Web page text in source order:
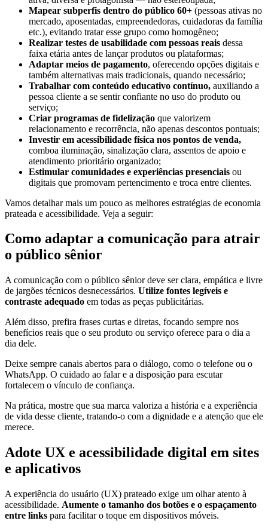
Mapear subperfis dentro do público 60+ (pessoas ativas no
mercado, aposentadas, empreendedoras, cuidadoras da família
etc.), evitando tratar esse grupo como homogêneo;
Realizar testes de usabilidade com pessoas reais dessa
faixa etária antes de lançar produtos ou plataformas;
Adaptar meios de pagamento, oferecendo opções digitais e
também alternativas mais tradicionais, quando necessário;
Trabalhar com conteúdo educativo contínuo, auxiliando a
pessoa cliente a se sentir confiante no uso do produto ou
serviço;
Criar programas de fidelização que valorizem
relacionamento e recorrência, não apenas descontos pontuais;
Investir em acessibilidade física nos pontos de venda,
comboa iluminação, sinalização clara, assentos de apoio e
atendimento prioritário organizado;
Estimular comunidades e experiências presenciais ou
digitais que promovam pertencimento e troca entre clientes.
Vamos detalhar mais um pouco as melhores estratégias de economia
prateada e acessibilidade. Veja a seguir:
Como adaptar a comunicação para atrair
o público sênior
A comunicação com o público sênior deve ser clara, empática e livre
de jargões técnicos desnecessários. Utilize fontes legíveis e
contraste adequado em todas as peças publicitárias.
Além disso, prefira frases curtas e diretas, focando sempre nos
benefícios reais que o seu produto ou serviço oferece para o dia a
dia dele.
Deixe sempre canais abertos para o diálogo, como o telefone ou o
WhatsApp. O cuidado ao falar e a disposição para escutar
fortalecem o vínculo de confiança.
Na prática, mostre que sua marca valoriza a história e a experiência
de vida desse cliente, tratando-o com a dignidade e a atenção que ele
merece.
Adote UX e acessibilidade digital em sites
e aplicativos
A experiência do usuário (UX) prateado exige um olhar atento à
acessibilidade. Aumente o tamanho dos botões e o espaçamento
entre links para facilitar o toque em dispositivos móveis.